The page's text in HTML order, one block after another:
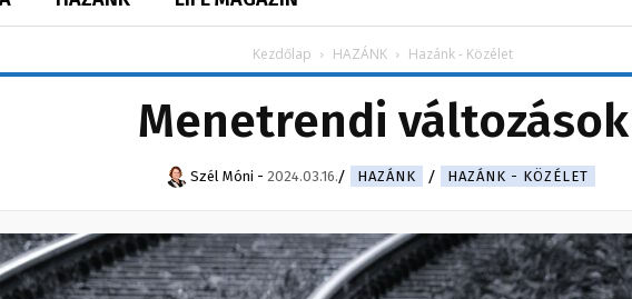
Kezdőlap HAZÁNK Hazánk - Közélet
Menetrendi változások
Szél Móni - 2024.03.16. HAZÁNK HAZÁNK - KÖZÉLET